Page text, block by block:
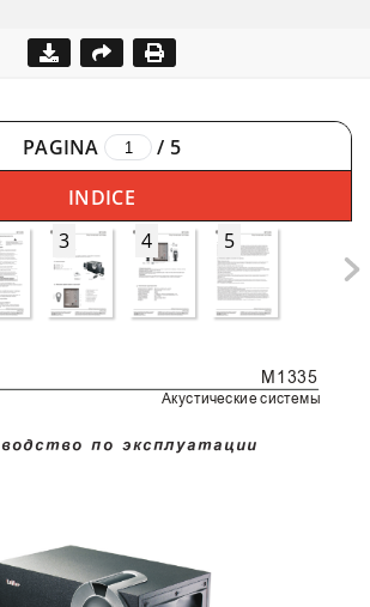
PAGINA / 5
INDICE
3 4 5
âîäñòâî ïî ýêñïë óàòà ö èè
Àêóñòè÷åñêè å ñèñòåì û
M 1 335